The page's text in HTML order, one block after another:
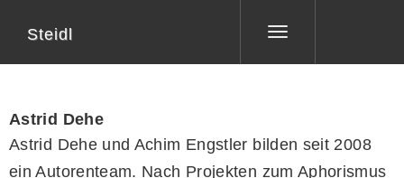
Toggle
Steidl
Astrid Dehe
Astrid Dehe und Achim Engstler bilden seit 2008
ein Autorenteam. Nach Projekten zum Aphorismus